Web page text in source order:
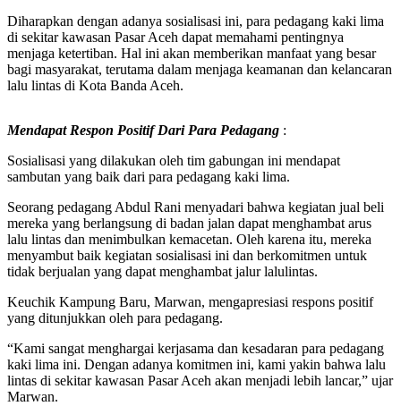
Diharapkan dengan adanya sosialisasi ini, para pedagang kaki lima
di sekitar kawasan Pasar Aceh dapat memahami pentingnya
menjaga ketertiban. Hal ini akan memberikan manfaat yang besar
bagi masyarakat, terutama dalam menjaga keamanan dan kelancaran
lalu lintas di Kota Banda Aceh.
Mendapat Respon Positif Dari Para Pedagang :
Sosialisasi yang dilakukan oleh tim gabungan ini mendapat
sambutan yang baik dari para pedagang kaki lima.
Seorang pedagang Abdul Rani menyadari bahwa kegiatan jual beli
mereka yang berlangsung di badan jalan dapat menghambat arus
lalu lintas dan menimbulkan kemacetan. Oleh karena itu, mereka
menyambut baik kegiatan sosialisasi ini dan berkomitmen untuk
tidak berjualan yang dapat menghambat jalur lalulintas.
Keuchik Kampung Baru, Marwan, mengapresiasi respons positif
yang ditunjukkan oleh para pedagang.
“Kami sangat menghargai kerjasama dan kesadaran para pedagang
kaki lima ini. Dengan adanya komitmen ini, kami yakin bahwa lalu
lintas di sekitar kawasan Pasar Aceh akan menjadi lebih lancar,” ujar
Marwan.